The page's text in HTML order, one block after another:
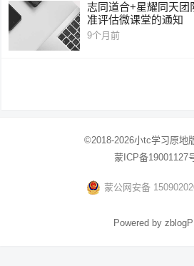
志同道合+星耀同天团
准评估微课堂的通知
9个月前
©2018-2026小tc学习原地
蒙ICP备19001127
蒙公网安备
Powered by